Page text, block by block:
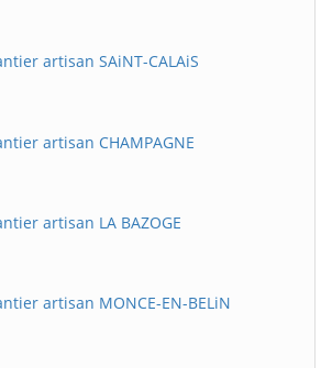
artisan SAiNT-CALAiS
artisan CHAMPAGNE
artisan LA BAZOGE
artisan MONCE-EN-BELiN